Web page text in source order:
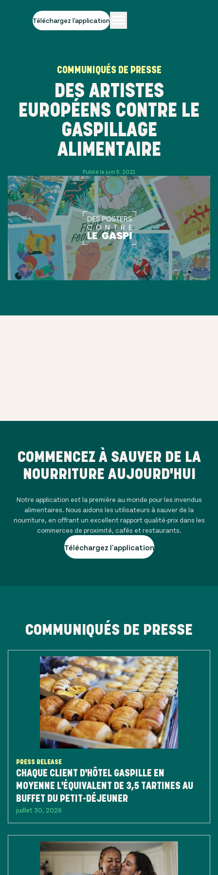
Téléchargez l'application
COMMUNIQUÉS DE PRESSE
DES ARTISTES
EUROPÉENS CONTRE LE
GASPILLAGE
ALIMENTAIRE
Publié le juin 5, 2021
COMMENCEZ À SAUVER DE LA
NOURRITURE AUJOURD'HUI
Notre application est la première au monde pour les invendus
alimentaires. Nous aidons les utilisateurs à sauver de la
nourriture, en offrant un excellent rapport qualité-prix dans les
commerces de proximité, cafés et restaurants.
Téléchargez l'application
COMMUNIQUÉS DE PRESSE
PRESS RELEASE
CHAQUE CLIENT D'HÔTEL GASPILLE EN
MOYENNE L'ÉQUIVALENT DE 3,5 TARTINES AU
BUFFET DU PETIT-DÉJEUNER
juillet 30, 2026